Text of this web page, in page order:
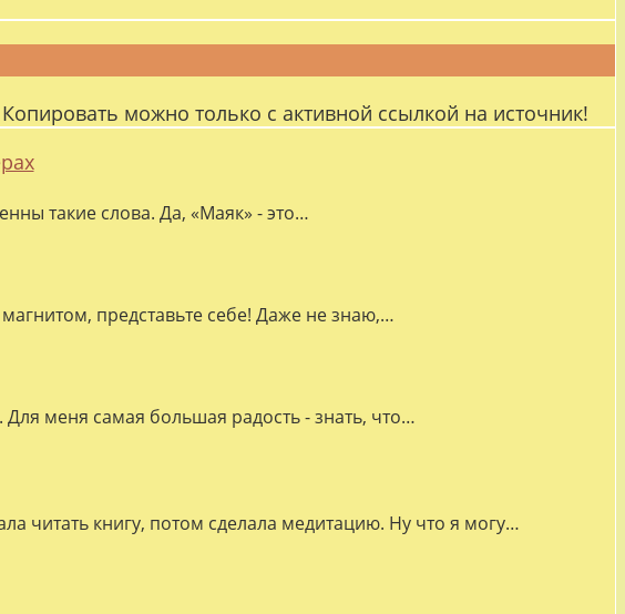
можно только с активной ссылкой на источник!
такие слова. Да, «Маяк» - это…
представьте себе! Даже не знаю,…
меня самая большая радость - знать, что…
читать книгу, потом сделала медитацию. Ну что я могу…